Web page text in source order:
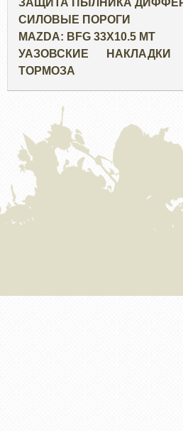
ЗАЩИТА ПЫЛНИКА
СИЛОВЫЕ ПОРОГИ
MAZDA: BFG 33X10.5 MT
УАЗОВСКИЕ
ТОРМОЗА